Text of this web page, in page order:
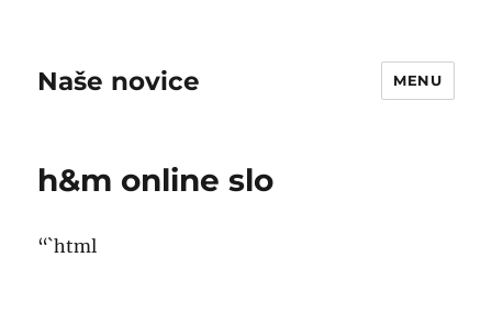
Naše novice MENU
h&m online slo
“`html